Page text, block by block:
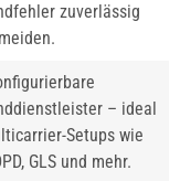
zuverlässig
– ideal
Setups wie
GLS und mehr.